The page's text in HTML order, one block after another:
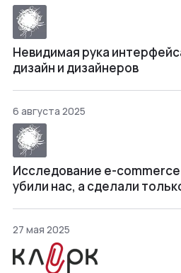
Невидимая рука
дизайн и дизайнеров
6 августа 2025
Исследование e-
убили нас, а сделали
27 мая 2025